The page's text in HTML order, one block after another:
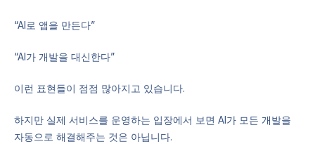
“AI로 앱을 만든다”
“AI가 개발을 대신한다”
이런 표현들이 점점 많아지고 있습니다.
하지만 실제 서비스를 운영하는 입장에서 보면 AI가 모든 개발을
자동으로 해결해주는 것은 아닙니다.